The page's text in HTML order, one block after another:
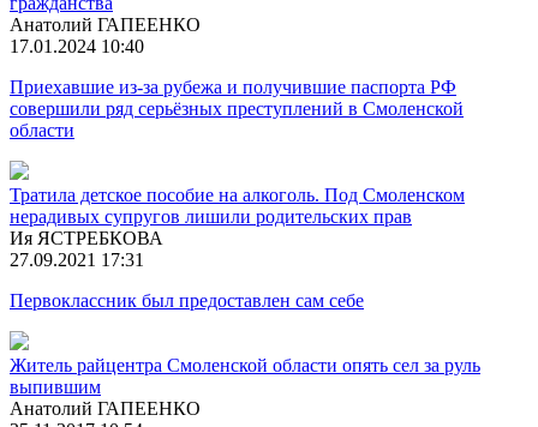
Анатолий ГАПЕЕНКО
17.01.2024 10:40
Приехавшие из-за рубежа и получившие паспорта РФ
совершили ряд серьёзных преступлений в Смоленской
области
Тратила детское пособие на алкоголь. Под Смоленском
нерадивых супругов лишили родительских прав
Ия ЯСТРЕБКОВА
27.09.2021 17:31
Первоклассник был предоставлен сам себе
Житель райцентра Смоленской области опять сел за руль
выпившим
Анатолий ГАПЕЕНКО